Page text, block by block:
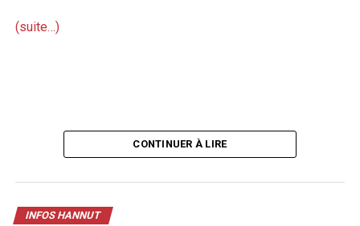
(suite…)
CONTINUER À LIRE
INFOS HANNUT